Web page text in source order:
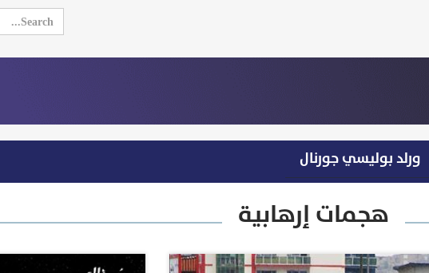
ورلد بوليسي جورنال
هجمات إرهابية